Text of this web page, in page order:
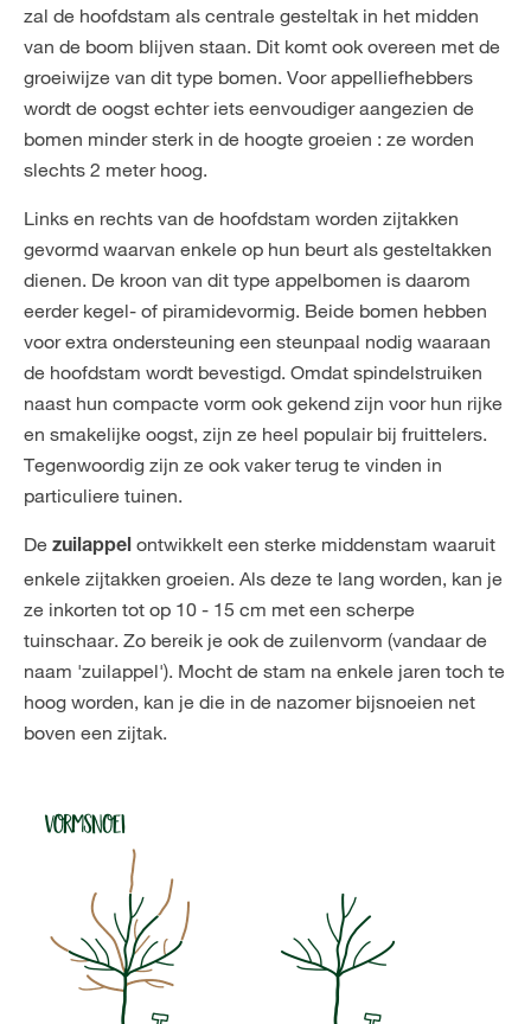
zal de hoofdstam als centrale gesteltak in het midden
van de boom blijven staan. Dit komt ook overeen met de
groeiwijze van dit type bomen. Voor appelliefhebbers
wordt de oogst echter iets eenvoudiger aangezien de
bomen minder sterk in de hoogte groeien : ze worden
slechts 2 meter hoog.
Links en rechts van de hoofdstam worden zijtakken
gevormd waarvan enkele op hun beurt als gesteltakken
dienen. De kroon van dit type appelbomen is daarom
eerder kegel- of piramidevormig. Beide bomen hebben
voor extra ondersteuning een steunpaal nodig waaraan
de hoofdstam wordt bevestigd. Omdat spindelstruiken
naast hun compacte vorm ook gekend zijn voor hun rijke
en smakelijke oogst, zijn ze heel populair bij fruittelers.
Tegenwoordig zijn ze ook vaker terug te vinden in
particuliere tuinen.
De zuilappel ontwikkelt een sterke middenstam waaruit
enkele zijtakken groeien. Als deze te lang worden, kan je
ze inkorten tot op 10 - 15 cm met een scherpe
tuinschaar. Zo bereik je ook de zuilenvorm (vandaar de
naam 'zuilappel'). Mocht de stam na enkele jaren toch te
hoog worden, kan je die in de nazomer bijsnoeien net
boven een zijtak.